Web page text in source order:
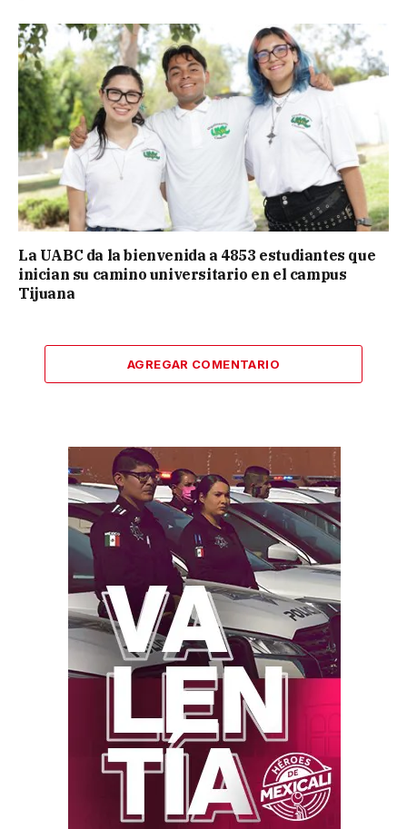
La UABC da la bienvenida a 4853 estudiantes que
inician su camino universitario en el campus
Tijuana
AGREGAR COMENTARIO